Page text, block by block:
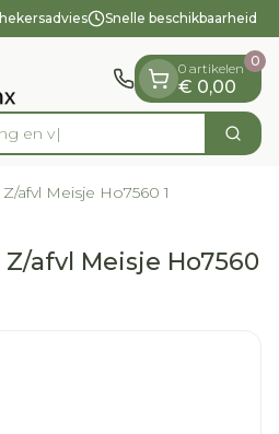
Snelle beschikbaarheid
Zoek
0 artikelen
€ 0,00
0
afvl Meisje Ho7560 1
afvl Meisje Ho7560